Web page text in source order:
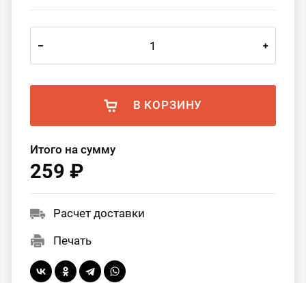
– +
В КОРЗИНУ
Итого на сумму
259 ₽
Расчет доставки
Печать